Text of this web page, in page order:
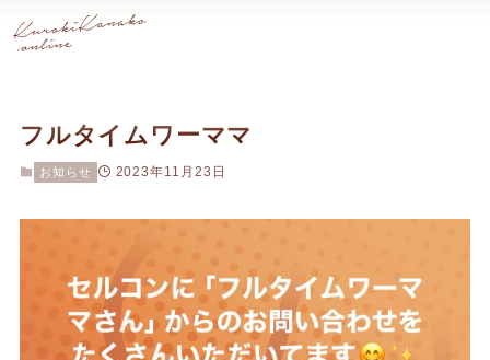
フルタイムワーママ
お知らせ 2023年11月23日